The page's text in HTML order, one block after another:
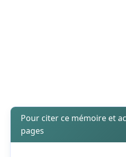
Pour citer ce mémoire et
pages